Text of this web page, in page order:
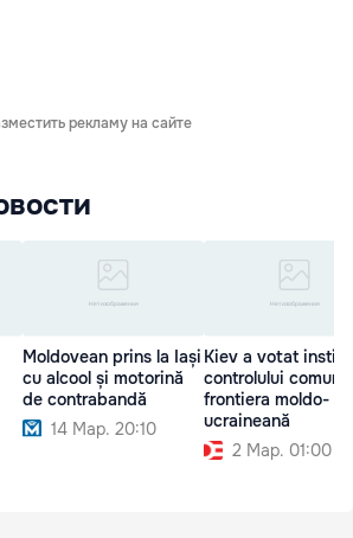
рекламу на сайте
Moldovean prins la Iași
cu alcool și motorină
de contrabandă
14 Мар. 20:10
Kiev a votat
controlului comun
frontiera moldo-
ucraineană
2 Мар. 01:00